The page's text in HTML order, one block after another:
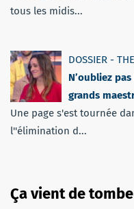
tous les midis...
DOSSIER -
N’oubliez
grands
Une page s'est tournée
l''élimination d...
Ça vient de